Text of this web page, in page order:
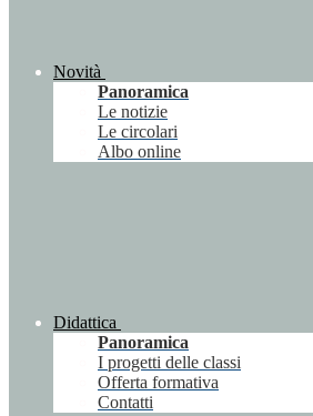
Novità
Panoramica
Le notizie
Le circolari
Albo online
Didattica
Panoramica
I progetti delle classi
Offerta formativa
Contatti